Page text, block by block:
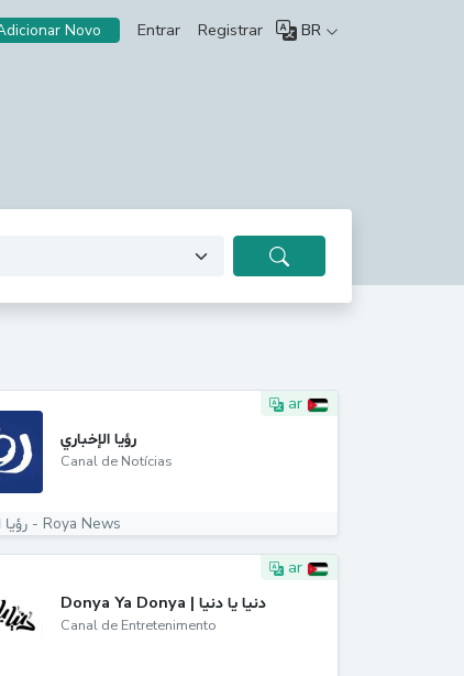
Novo Entrar Registrar BR
ar
رؤيا الإخباري
Canal de Notícias
رؤيا الإخباري - Roya News
ar
Donya Ya Donya | دنيا يا دنيا
Canal de Entretenimento